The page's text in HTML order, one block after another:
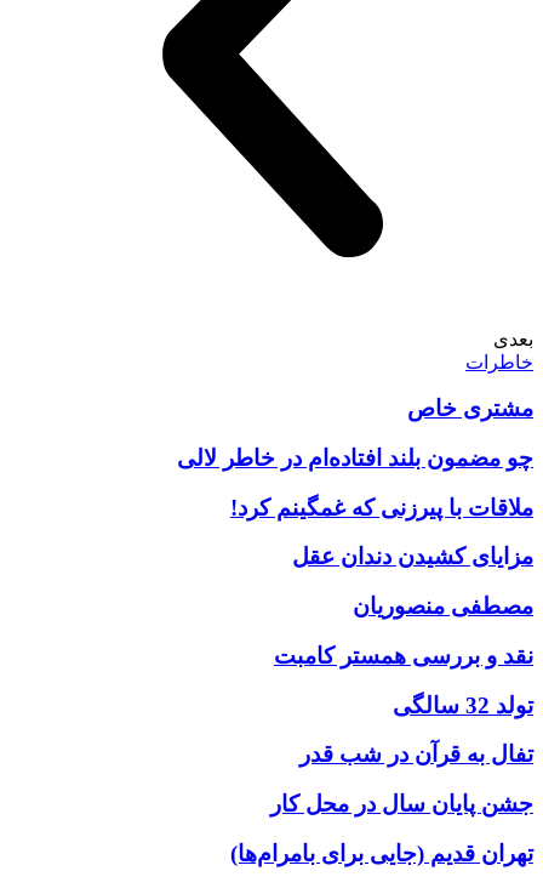
بعدی
خاطرات
مشتری خاص
چو مضمون بلند افتاده‌ام در خاطر لالی
ملاقات با پیرزنی که غمگینم کرد!
مزایای کشیدن دندان عقل
مصطفی منصوریان
نقد و بررسی همستر کامبت
تولد 32 سالگی
تفال به قرآن در شب قدر
جشن پایان سال در محل کار
تهران قدیم (جایی برای بامرام‌ها)